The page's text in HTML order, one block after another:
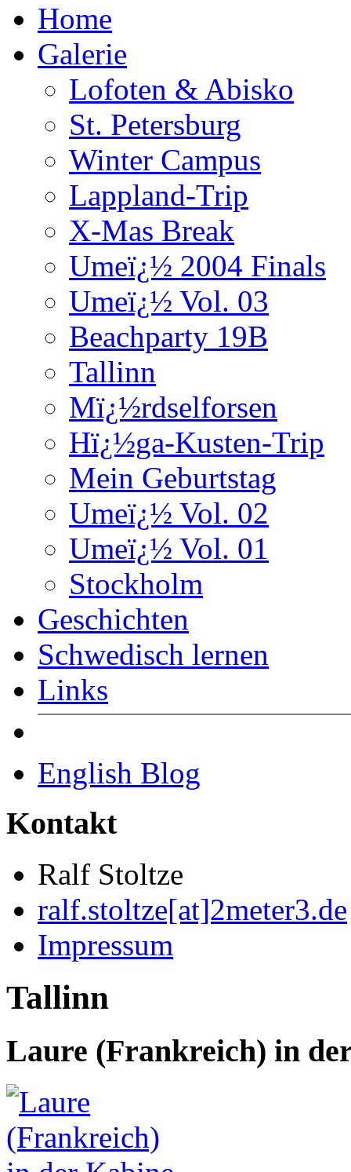
Home
Galerie
Lofoten & Abisko
St. Petersburg
Winter Campus
Lappland-Trip
X-Mas Break
Umeï¿½ 2004 Finals
Umeï¿½ Vol. 03
Beachparty 19B
Tallinn
Mï¿½rdselforsen
Hï¿½ga-Kusten-Trip
Mein Geburtstag
Umeï¿½ Vol. 02
Umeï¿½ Vol. 01
Stockholm
Geschichten
Schwedisch lernen
Links
English Blog
Kontakt
Ralf Stoltze
ralf.stoltze[at]2meter3.de
Impressum
Tallinn
Laure (Frankreich) in